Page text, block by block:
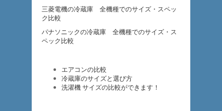
三菱電機の冷蔵庫 全機種でのサイズ・スペッ
ク比較
パナソニックの冷蔵庫 全機種でのサイズ・ス
ペック比較
エアコンの比較
冷蔵庫のサイズと選び方
洗濯機 サイズの比較ができます！